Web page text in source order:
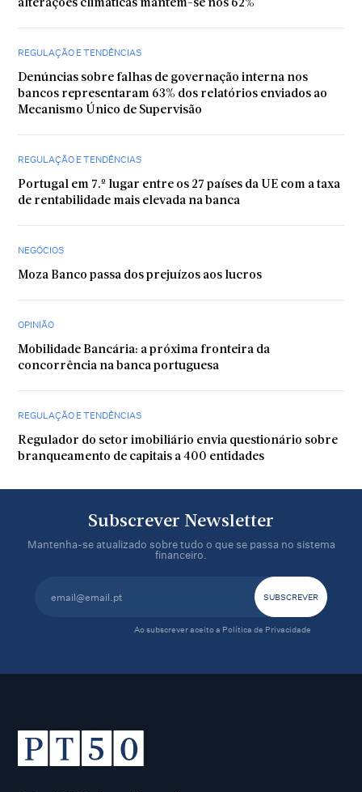
alterações climáticas mantém-se nos 62%
REGULAÇÃO E TENDÊNCIAS
Denúncias sobre falhas de governação interna nos
bancos representaram 63% dos relatórios enviados ao
Mecanismo Único de Supervisão
REGULAÇÃO E TENDÊNCIAS
Portugal em 7.º lugar entre os 27 países da UE com a taxa
de rentabilidade mais elevada na banca
NEGÓCIOS
Moza Banco passa dos prejuízos aos lucros
OPINIÃO
Mobilidade Bancária: a próxima fronteira da
concorrência na banca portuguesa
REGULAÇÃO E TENDÊNCIAS
Regulador do setor imobiliário envia questionário sobre
branqueamento de capitais a 400 entidades
Subscrever Newsletter
Mantenha-se atualizado sobre tudo o que se passa no sistema
financeiro.
Ao subscrever aceito a Política de Privacidade